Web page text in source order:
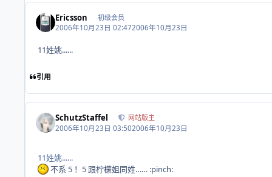
Ericsson 初级会员
2006年10月23日 02:472006年10月23日
11姓姚......
引用
SchutzStaffel 网站版主
2006年10月23日 03:502006年10月23日
11姓姚......
不系 5 ！5 跟柠檬姐同姓…… :pinch: